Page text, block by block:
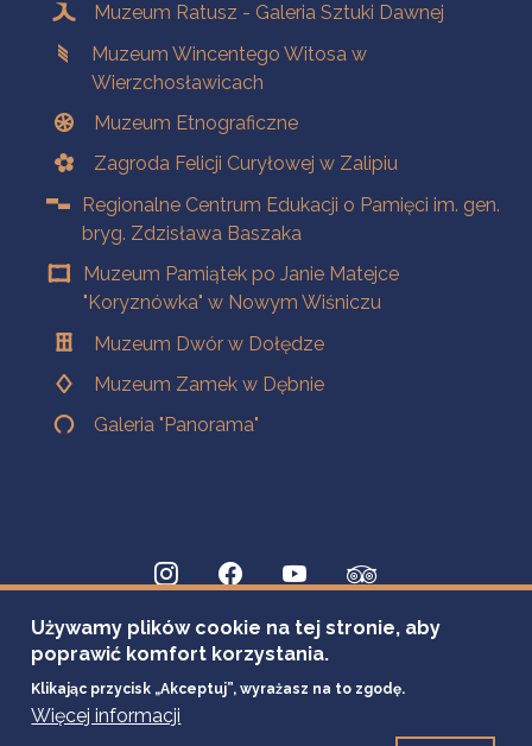
Muzeum Ratusz - Galeria Sztuki Dawnej
Muzeum Wincentego Witosa w
Wierzchosławicach
Muzeum Etnograficzne
Zagroda Felicji Curyłowej w Zalipiu
Regionalne Centrum Edukacji o Pamięci im. gen.
bryg. Zdzisława Baszaka
Muzeum Pamiątek po Janie Matejce
"Koryznówka" w Nowym Wiśniczu
Muzeum Dwór w Dołędze
Muzeum Zamek w Dębnie
Galeria "Panorama"
Używamy plików cookie na tej stronie, aby
poprawić komfort korzystania.
Klikając przycisk „Akceptuj”, wyrażasz na to zgodę.
Więcej informacji